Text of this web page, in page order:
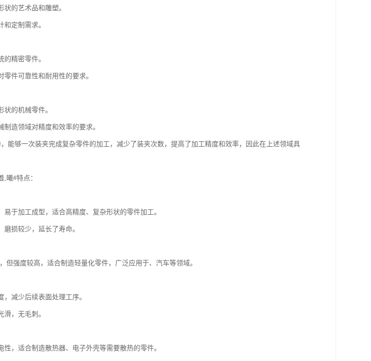
的艺术品和雕塑。
定制需求。
精密零件。
件可靠性和耐用性的要求。
的机械零件。
造领域对精度和效率的要求。
能够一次装夹完成复杂零件的加工，减少了装夹次数，提高了加工精度和效率，因此在上述领域具
曦#特点：
于加工成型，适合高精度、复杂形状的零件加工。
损较少，延长了寿命。
但强度较高，适合制造轻量化零件，广泛应用于、汽车等领域。
减少后续表面处理工序。
，无毛刺。
，适合制造散热器、电子外壳等需要散热的零件。